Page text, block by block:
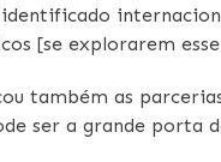
[se explorarem
também as
ser a grande porta